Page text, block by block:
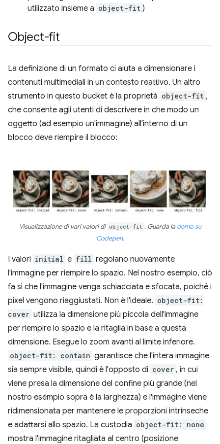
utilizzato insieme a object-fit )
Object-fit
La definizione di un formato ci aiuta a dimensionare i
contenuti multimediali in un contesto reattivo. Un altro
strumento in questo bucket è la proprietà object-fit ,
che consente agli utenti di descrivere in che modo un
oggetto (ad esempio un'immagine) all'interno di un
blocco deve riempire il blocco:
Visualizzazione di vari valori di object-fit . Guarda lademo su
Codepen.
I valori initial e fill regolano nuovamente
l'immagine per riempire lo spazio. Nel nostro esempio, ciò
fa sì che l'immagine venga schiacciata e sfocata, poiché i
pixel vengono riaggiustati. Non è l'ideale. object-fit:
cover utilizza la dimensione più piccola dell'immagine
per riempire lo spazio e la ritaglia in base a questa
dimensione. Esegue lo zoom avanti al limite inferiore.
object-fit: contain garantisce che l'intera immagine
sia sempre visibile, quindi è l'opposto di cover , in cui
viene presa la dimensione del confine più grande (nel
nostro esempio sopra è la larghezza) e l'immagine viene
ridimensionata per mantenere le proporzioni intrinseche
e adattarsi allo spazio. La custodia object-fit: none
mostra l'immagine ritagliata al centro (posizione